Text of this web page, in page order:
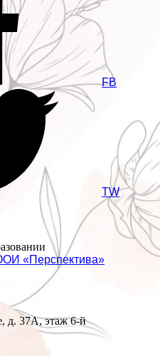
FB
TW
«Перспектива»
д. 37А, этаж 6-й